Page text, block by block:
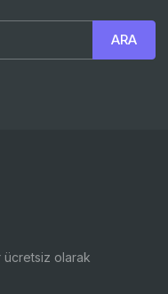
ücretsiz olarak